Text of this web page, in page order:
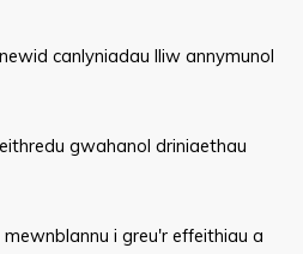
canlyniadau lliw annymunol
gwahanol driniaethau
i greu'r effeithiau a